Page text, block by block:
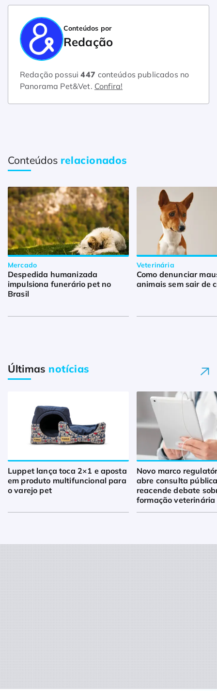
Conteúdos por
Redação
Redação possui447 conteúdos publicados no
Panorama Pet&Vet. Confira!
Conteúdos relacionados
Mercado
Despedida humanizada
impulsiona funerário pet no
Brasil
Veterinária
Como denunciar
animais sem sair de
Últimas notícias
Luppet lança toca 2×1 e aposta
em produto multifuncional para
o varejo pet
Novo marco
abre consulta
reacende debate
formação veterinária